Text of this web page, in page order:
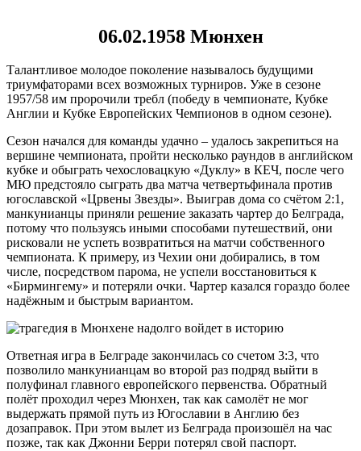
06.02.1958 Мюнхен
Талантливое молодое поколение называлось будущими
триумфаторами всех возможных турниров. Уже в сезоне
1957/58 им пророчили требл (победу в чемпионате, Кубке
Англии и Кубке Европейских Чемпионов в одном сезоне).
Сезон начался для команды удачно – удалось закрепиться на
вершине чемпионата, пройти несколько раундов в английском
кубке и обыграть чехословацкую «Дуклу» в КЕЧ, после чего
МЮ предстояло сыграть два матча четвертьфинала против
югославской «Црвены Звезды». Выиграв дома со счётом 2:1,
манкунианцы приняли решение заказать чартер до Белграда,
потому что пользуясь иными способами путешествий, они
рисковали не успеть возвратиться на матчи собственного
чемпионата. К примеру, из Чехии они добирались, в том
числе, посредством парома, не успели восстановиться к
«Бирмингему» и потеряли очки. Чартер казался гораздо более
надёжным и быстрым вариантом.
Ответная игра в Белграде закончилась со счетом 3:3, что
позволило манкунианцам во второй раз подряд выйти в
полуфинал главного европейского первенства. Обратный
полёт проходил через Мюнхен, так как самолёт не мог
выдержать прямой путь из Югославии в Англию без
дозаправок. При этом вылет из Белграда произошёл на час
позже, так как Джонни Берри потерял свой паспорт.